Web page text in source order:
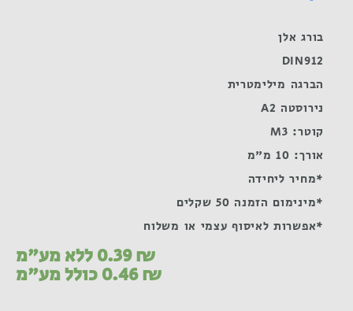
בורג אלן
DIN912
הברגה מילימטרית
נירוסטה A2
קוטר: M3
אורך: 10 מ"מ
*מחיר ליחידה
*מינימום הזמנה 50 שקלים
*אפשרות לאיסוף עצמי או משלוח
0.39₪ ללא מע"מ
0.46₪ כולל מע"מ